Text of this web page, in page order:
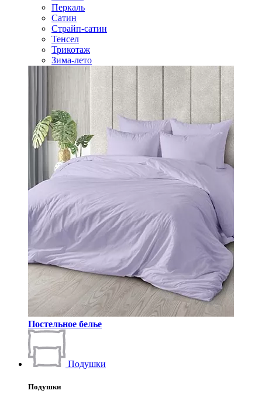
Перкаль
Сатин
Страйп-сатин
Тенсел
Трикотаж
Зима-лето
Постельное белье
Подушки
Подушки